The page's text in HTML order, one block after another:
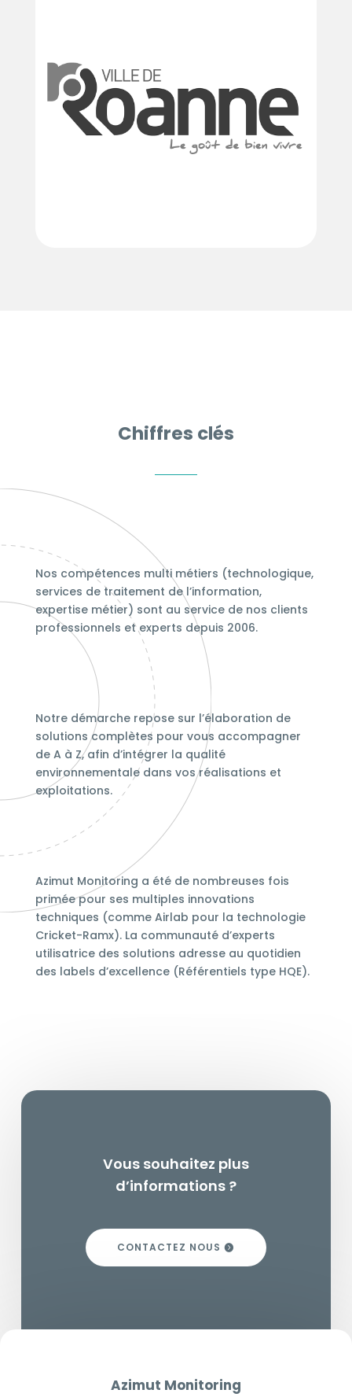
Chiffres clés
Nos compétences multi métiers (technologique,
services de traitement de l’information,
expertise métier) sont au service de nos clients
professionnels et experts depuis 2006.
Notre démarche repose sur l’élaboration de
solutions complètes pour vous accompagner
de A à Z, afin d’intégrer la qualité
environnementale dans vos réalisations et
exploitations.
Azimut Monitoring a été de nombreuses fois
primée pour ses multiples innovations
techniques (comme Airlab pour la technologie
Cricket-Ramx). La communauté d’experts
utilisatrice des solutions adresse au quotidien
des labels d’excellence (Référentiels type HQE).
Vous souhaitez plus
d’informations ?
CONTACTEZ NOUS
Azimut Monitoring